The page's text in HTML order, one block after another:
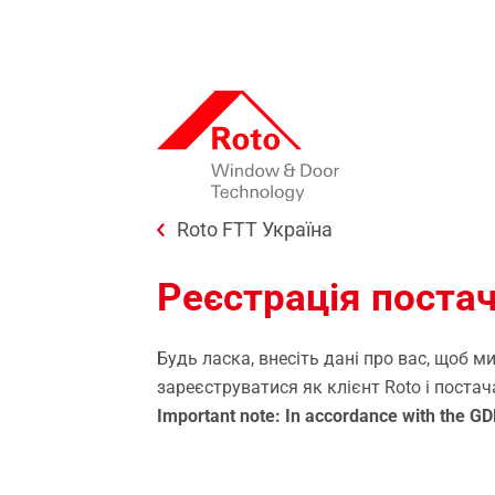
Поворотно-ухильні / поворотні /
ухильні
Пороги
Завантаження
On-line сервіс для підбору
Портал постачальників
Roto у світі
You are here:
Roto FTT Україна
Реєстрація
Будь ласка, внесіть дані про вас, щоб
зареєструватися як клієнт Roto і
Important note: In accordance with the